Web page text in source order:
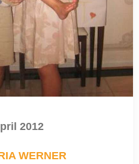
2012
WERNER